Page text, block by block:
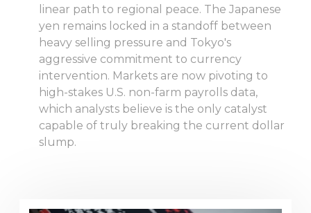
linear path to regional peace. The Japanese
yen remains locked in a standoff between
heavy selling pressure and Tokyo's
aggressive commitment to currency
intervention. Markets are now pivoting to
high-stakes U.S. non-farm payrolls data,
which analysts believe is the only catalyst
capable of truly breaking the current dollar
slump.